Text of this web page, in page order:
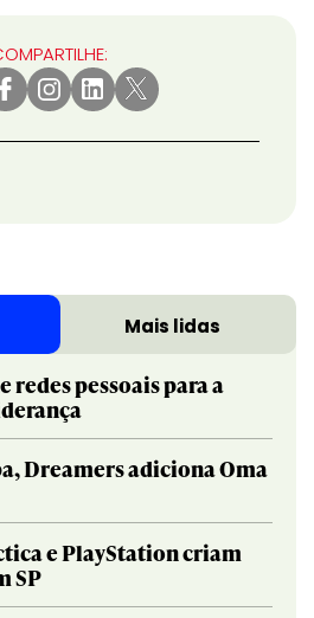
Mais lidas
redes pessoais para a
Dreamers adiciona Oma
e PlayStation criam
SP